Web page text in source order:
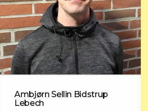
Ambjørn Sellin Bidstrup
Lebech